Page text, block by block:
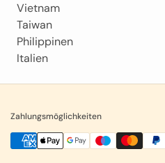
Vietnam
Taiwan
Philippinen
Italien
Zahlungsmöglichkeiten